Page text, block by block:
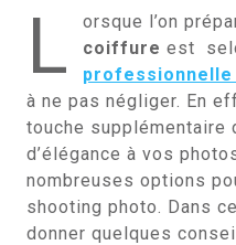
L
orsque l’on
coiffure est
professionnelle
à ne pas négliger. En
touche
d’élégance à vos
nombreuses options
shooting photo. Dans
donner quelques